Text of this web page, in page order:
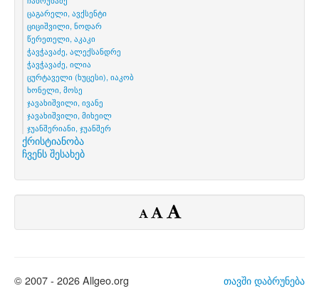
ცაგარელი, ავქსენტი
ციციშვილი, ნოდარ
წერეთელი, აკაკი
ჭავჭავაძე, ალექსანდრე
ჭავჭავაძე, ილია
ცურტაველი (ხუცესი), იაკობ
ხონელი, მოსე
ჯავახიშვილი, ივანე
ჯავახიშვილი, მიხეილ
ჯუანშერიანი, ჯუანშერ
ქრისტიანობა
ჩვენს შესახებ
თავში დაბრუნება
© 2007 - 2026 Allgeo.org